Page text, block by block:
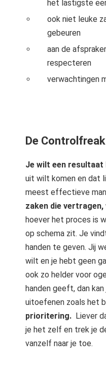
het lastigste
ook niet leuke
gebeuren
aan de
respecteren
verwachtingen
De Controlfreak
Je wilt een resultaat
uit wilt komen en dat
meest effectieve
zaken die vertragen,
hoever het proces is
op schema zit. Je
handen te geven. Jij
wilt en je hebt geen
ook zo helder voor
handen geeft, dan
uitoefenen zoals het
prioritering. Liever
je het zelf en trek je
vanzelf naar je toe.